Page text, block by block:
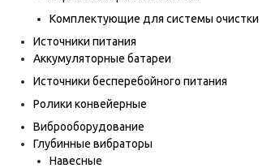
Комплектующие для системы очистки
Источники питания
Аккумуляторные батареи
Источники бесперебойного питания
Ролики конвейерные
Виброоборудование
Глубинные вибраторы
Навесные